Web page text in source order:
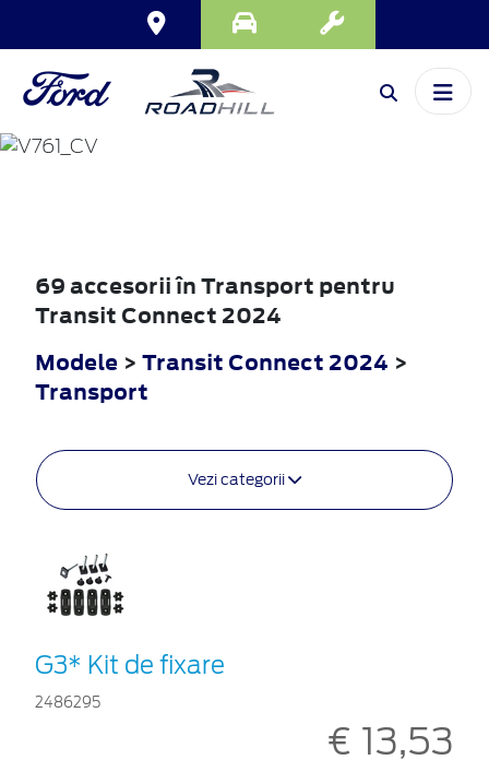
TRANSIT
CONNECT
69 accesorii în Transport pentru
Transit Connect 2024
Modele > Transit Connect 2024 >
Transport
Vezi categorii
G3* Kit de fixare
2486295
€ 13,53